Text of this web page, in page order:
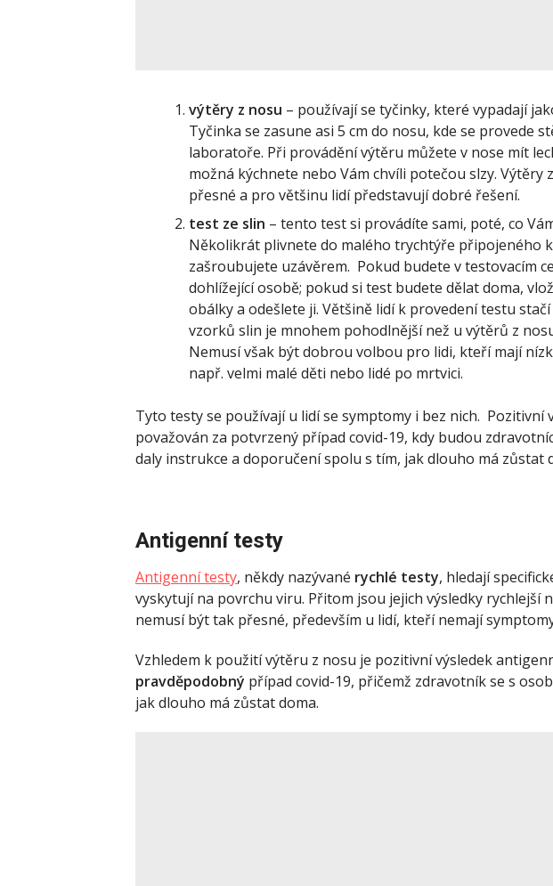
výtěry z nosu – používají se tyčinky, které vypadají
Tyčinka se zasune asi 5 cm do nosu, kde se provede
laboratoře. Při provádění výtěru můžete v nose mít
možná kýchnete nebo Vám chvíli potečou slzy. Výtěry
přesné a pro většinu lidí představují dobré řešení.
test ze slin – tento test si provádíte sami, poté, co
Několikrát plivnete do malého trychtýře připojeného
zašroubujete uzávěrem. Pokud budete v testovacím
dohlížející osobě; pokud si test budete dělat doma,
obálky a odešlete ji. Většině lidí k provedení testu
vzorků slin je mnohem pohodlnější než u výtěrů z
Nemusí však být dobrou volbou pro lidi, kteří mají
např. velmi malé děti nebo lidé po mrtvici.
Tyto testy se používají u lidí se symptomy i bez nich. Pozitivní
považován za potvrzený případ covid-19, kdy budou
daly instrukce a doporučení spolu s tím, jak dlouho má zůstat
Antigenní testy
Antigenní testy, někdy nazývané rychlé testy, hledají
vyskytují na povrchu viru. Přitom jsou jejich výsledky rychlejší
nemusí být tak přesné, především u lidí, kteří nemají
Vzhledem k použití výtěru z nosu je pozitivní výsledek
pravděpodobný případ covid-19, přičemž zdravotník se s
jak dlouho má zůstat doma.